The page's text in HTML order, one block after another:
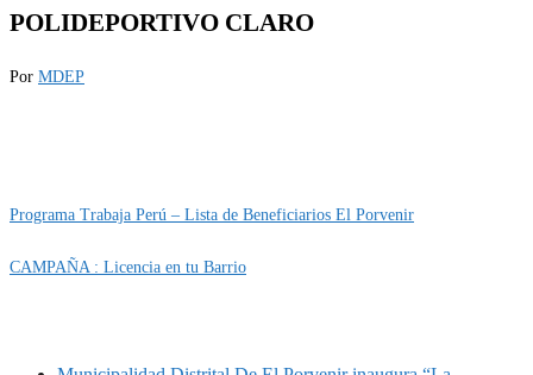
POLIDEPORTIVO CLARO
Por MDEP
Programa Trabaja Perú – Lista de Beneficiarios El Porvenir
CAMPAÑA : Licencia en tu Barrio